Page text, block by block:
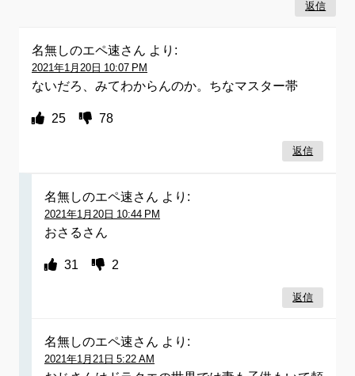
返信
名無しのエペ速さん より:
2021年1月20日 10:07 PM
ないだろ、みてわからんのか。ちなマスター帯
25 78
返信
名無しのエペ速さん より:
2021年1月20日 10:44 PM
おさるさん
31 2
返信
名無しのエペ速さん より:
2021年1月21日 5:22 AM